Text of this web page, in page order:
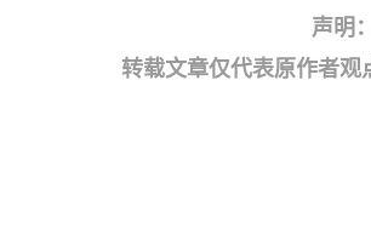
声明
转载文章仅代表原作者